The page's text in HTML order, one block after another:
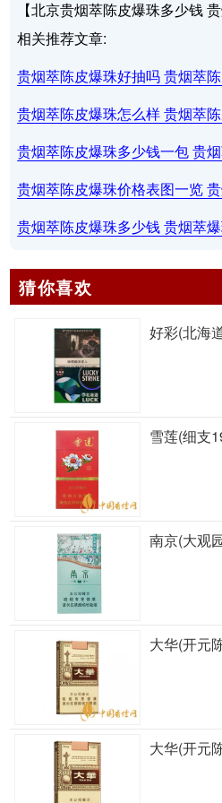
【北京贵烟萃陈皮爆珠多少钱
相关推荐文章:
贵烟萃陈皮爆珠好抽吗 贵烟萃
贵烟萃陈皮爆珠怎么样 贵烟萃
贵烟萃陈皮爆珠多少钱一包 贵
贵烟萃陈皮爆珠价格表图一览
贵烟萃陈皮爆珠多少钱 贵烟萃
猜你喜欢
好彩(北海
雪莲(细支
南京(大观
大华(开元
大华(开元